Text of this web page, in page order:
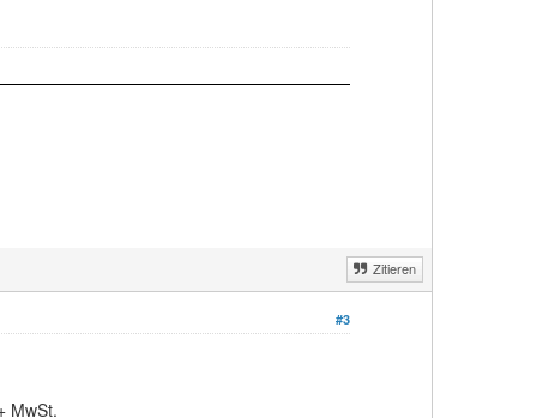
Zitieren
#3
MwSt.